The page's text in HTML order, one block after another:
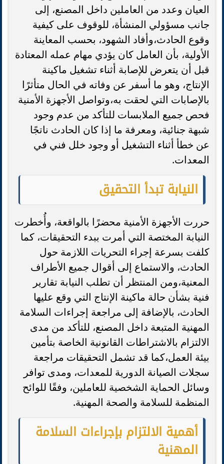
العيان وعدد من العاملين داخل المصنع، إلى
جانب مسؤولي المنشأة، للوقوف على كيفية
وقوع الحادث،وأفاد الشهود، بحسب المعاينة
الأولية، بأن العامل كان يؤدي مهام عمله المعتادة
قبل أن يتعرض للإصابة أثناء تشغيل ماكينة
الإنتاج، وهو ما أسفر عن وفاته في الحال متأثرًا
بالإصابات التي لحقت به،وتواصل الأجهزة الأمنية
فحص جميع الملابسات للتأكد من عدم وجود
شبهة جنائية، ومعرفة ما إذا كان الحادث ناتجًا
عن خطأ أثناء التشغيل أو وجود خلل فني في
المعدات.
النيابة تبدأ التحقيق
حررت الأجهزة الأمنية محضرًا بالواقعة، وأُخطرت
النيابة المختصة التي أمرت ببدء التحقيقات، كما
كلفت بسرعة إجراء التحريات اللازمة حول
الحادث، والاستماع إلى أقوال جميع الأطراف
المعنية،ومن المنتظر أن تطلب النيابة تقارير
فنية بشأن حالة ماكينة الإنتاج التي وقع عليها
الحادث، بالإضافة إلى مراجعة إجراءات السلامة
المهنية المتبعة داخل المصنع، للتأكد من مدى
الالتزام بالاشتراطات القانونية الخاصة بتأمين
بيئة العمل،كما قد تشمل التحقيقات مراجعة
سجلات الصيانة الدورية للمعدات، ومدى توافر
وسائل الحماية الشخصية للعاملين، وفقًا للوائح
المنظمة للسلامة والصحة المهنية.
أهمية الالتزام بإجراءات السلامة
المهنية